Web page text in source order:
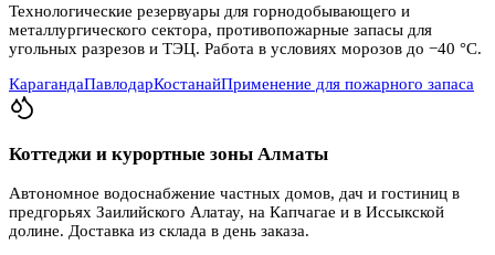
Технологические резервуары для горнодобывающего и
металлургического сектора, противопожарные запасы для
угольных разрезов и ТЭЦ. Работа в условиях морозов до −40 °C.
КарагандаПавлодарКостанайПрименение для пожарного запаса
Коттеджи и курортные зоны Алматы
Автономное водоснабжение частных домов, дач и гостиниц в
предгорьях Заилийского Алатау, на Капчагае и в Иссыкской
долине. Доставка из склада в день заказа.